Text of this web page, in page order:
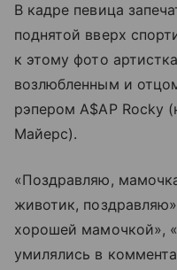
В кадре певица
поднятой вверх
к этому фото
возлюбленным и
рэпером A$AP Rocky
Майерс).
«Поздравляю,
животик,
хорошей мамочкой»,
умилялись в